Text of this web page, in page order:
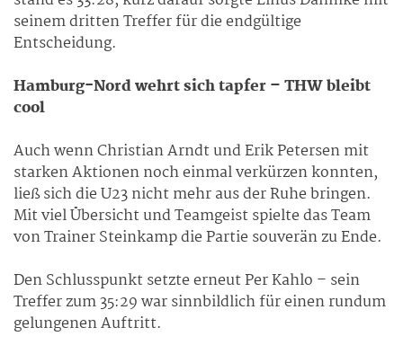
seinem dritten Treffer für die endgültige
Entscheidung.
Hamburg-Nord wehrt sich tapfer – THW bleibt
cool
Auch wenn Christian Arndt und Erik Petersen mit
starken Aktionen noch einmal verkürzen konnten,
ließ sich die U23 nicht mehr aus der Ruhe bringen.
Mit viel Übersicht und Teamgeist spielte das Team
von Trainer Steinkamp die Partie souverän zu Ende.
Den Schlusspunkt setzte erneut Per Kahlo – sein
Treffer zum 35:29 war sinnbildlich für einen rundum
gelungenen Auftritt.